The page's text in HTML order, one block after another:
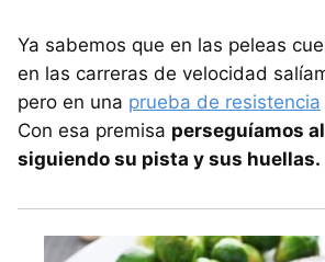
Ya sabemos que en las peleas
en las carreras de velocidad
pero en una prueba de resistencia
Con esa premisa perseguíamos
siguiendo su pista y sus huellas.